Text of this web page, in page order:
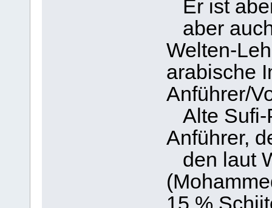
Er ist
aber
Welten-
arabische
Anführer/
Alte Sufi-
Anführer,
den laut